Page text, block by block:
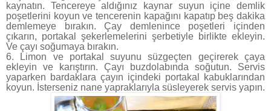
kaynatın. Tencereye aldığınız kaynar suyun içine demlik
poşetlerini koyun ve tencerenin kapağını kapatıp beş dakika
demlemeye bırakın. Çay demlenince poşetleri içinden
çıkarın, portakal şekerlemelerini şerbetiyle birlikte ekleyin.
Ve çayı soğumaya bırakın.
6. Limon ve portakal suyunu süzgeçten geçirerek çaya
ekleyin ve karıştırın. Çayı buzdolabında soğutun. Servis
yaparken bardaklara çayın içindeki portakal kabuklarından
koyun. İsterseniz nane yapraklarıyla süsleyerek servis yapın.